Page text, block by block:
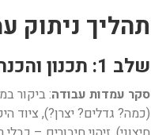
תהליך ניתוק
שלב 1: תכנון והכנה מקדימה (1-3 שבועות לפני)
סקר עמדות עבודה: ביקור